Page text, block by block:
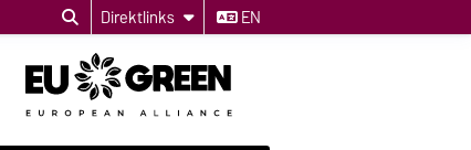
Direktlinks EN